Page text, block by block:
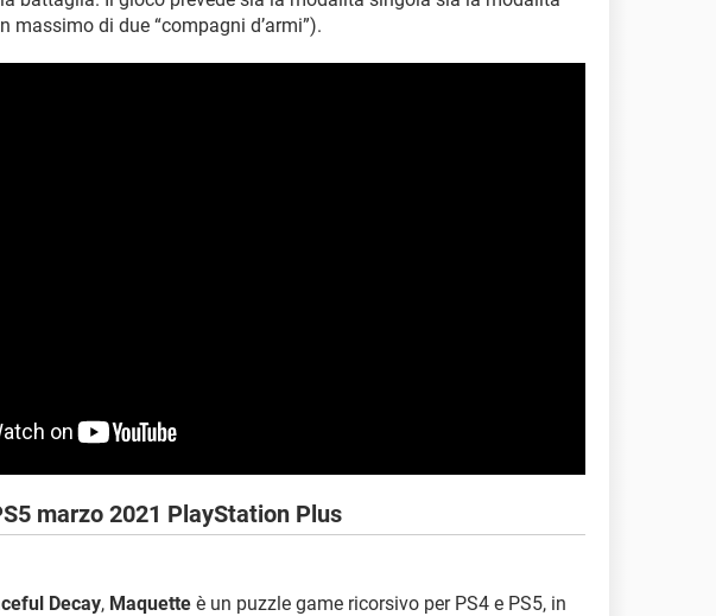
massimo di due “compagni d’armi”).
marzo 2021 PlayStation Plus
Decay, Maquette è un puzzle game ricorsivo per PS4 e PS5, in